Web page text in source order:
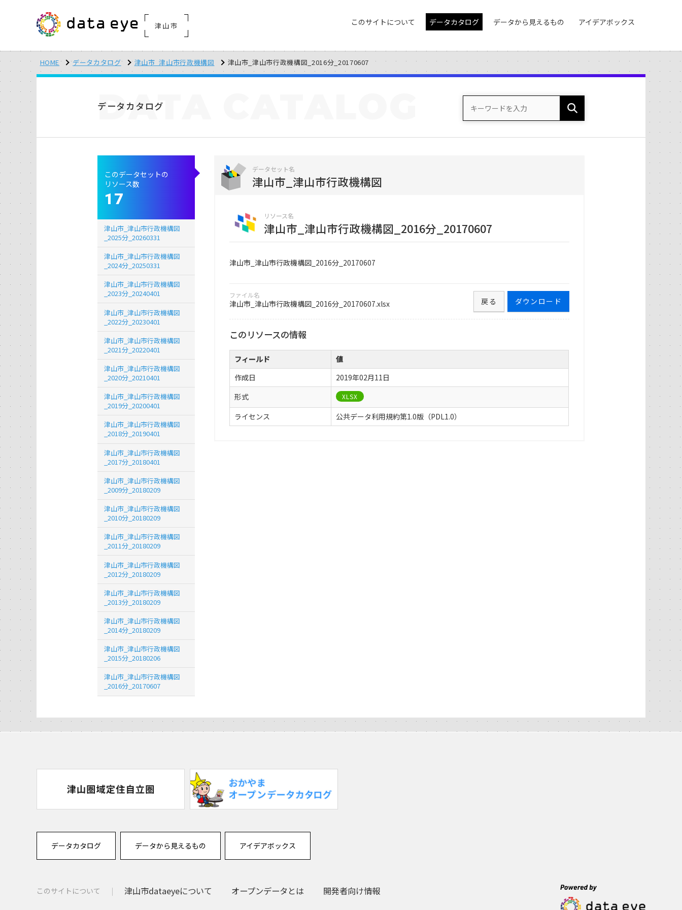
津山市 このサイトについて データカタログ データから見えるもの アイデアボックス
HOME データカタログ 津山市_津山市行政機構図 津山市_津山市行政機構図_2016分_20170607
データカタログ
DATA
データセット名
津山市_津山市行政機構図
リソース名
津山市_津山市行政機構図_2016分_20170607
津山市_津山市行政機構図_2016分_20170607
ファイル名
津山市_津山市行政機構図_2016分_20170607.xlsx ダウンロード
戻る
このリソースの情報
フィールド
値
作成日
2019年02月11日
形式
XLSX
ライセンス 公共データ利用規約第1.0版（PDL1.0）
このデータセットの
リソース数
17
津山市_津山市行政機構図
_2025分_20260331
津山市_津山市行政機構図
_2024分_20250331
津山市_津山市行政機構図
_2023分_20240401
津山市_津山市行政機構図
_2022分_20230401
津山市_津山市行政機構図
_2021分_20220401
津山市_津山市行政機構図
_2020分_20210401
津山市_津山市行政機構図
_2019分_20200401
津山市_津山市行政機構図
_2018分_20190401
津山市_津山市行政機構図
_2017分_20180401
津山市_津山市行政機構図
_2009分_20180209
津山市_津山市行政機構図
_2010分_20180209
津山市_津山市行政機構図
_2011分_20180209
津山市_津山市行政機構図
_2012分_20180209
津山市_津山市行政機構図
_2013分_20180209
津山市_津山市行政機構図
_2014分_20180209
津山市_津山市行政機構図
_2015分_20180206
津山市_津山市行政機構図
_2016分_20170607
データカタログ データから見えるもの アイデアボックス
このサイトについて 津山市dataeyeについて オープンデータとは 開発者向け情報